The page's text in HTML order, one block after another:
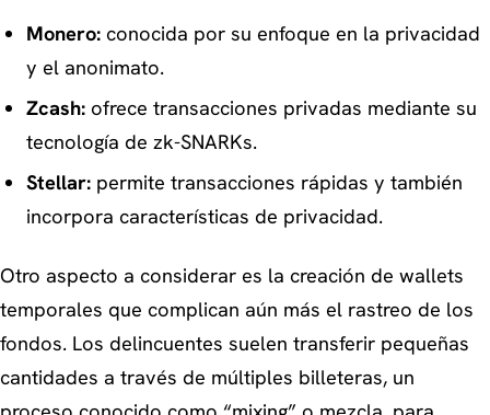
Monero:conocida por su enfoque en la privacidad
y el anonimato.
Zcash:ofrece transacciones privadas mediante su
tecnología de zk-SNARKs.
Stellar:permite transacciones rápidas y también
incorpora características de privacidad.
Otro aspecto a considerar es la creación de wallets
temporales que complican aún más el rastreo de los
fondos. Los delincuentes suelen transferir pequeñas
cantidades a través de múltiples billeteras, un